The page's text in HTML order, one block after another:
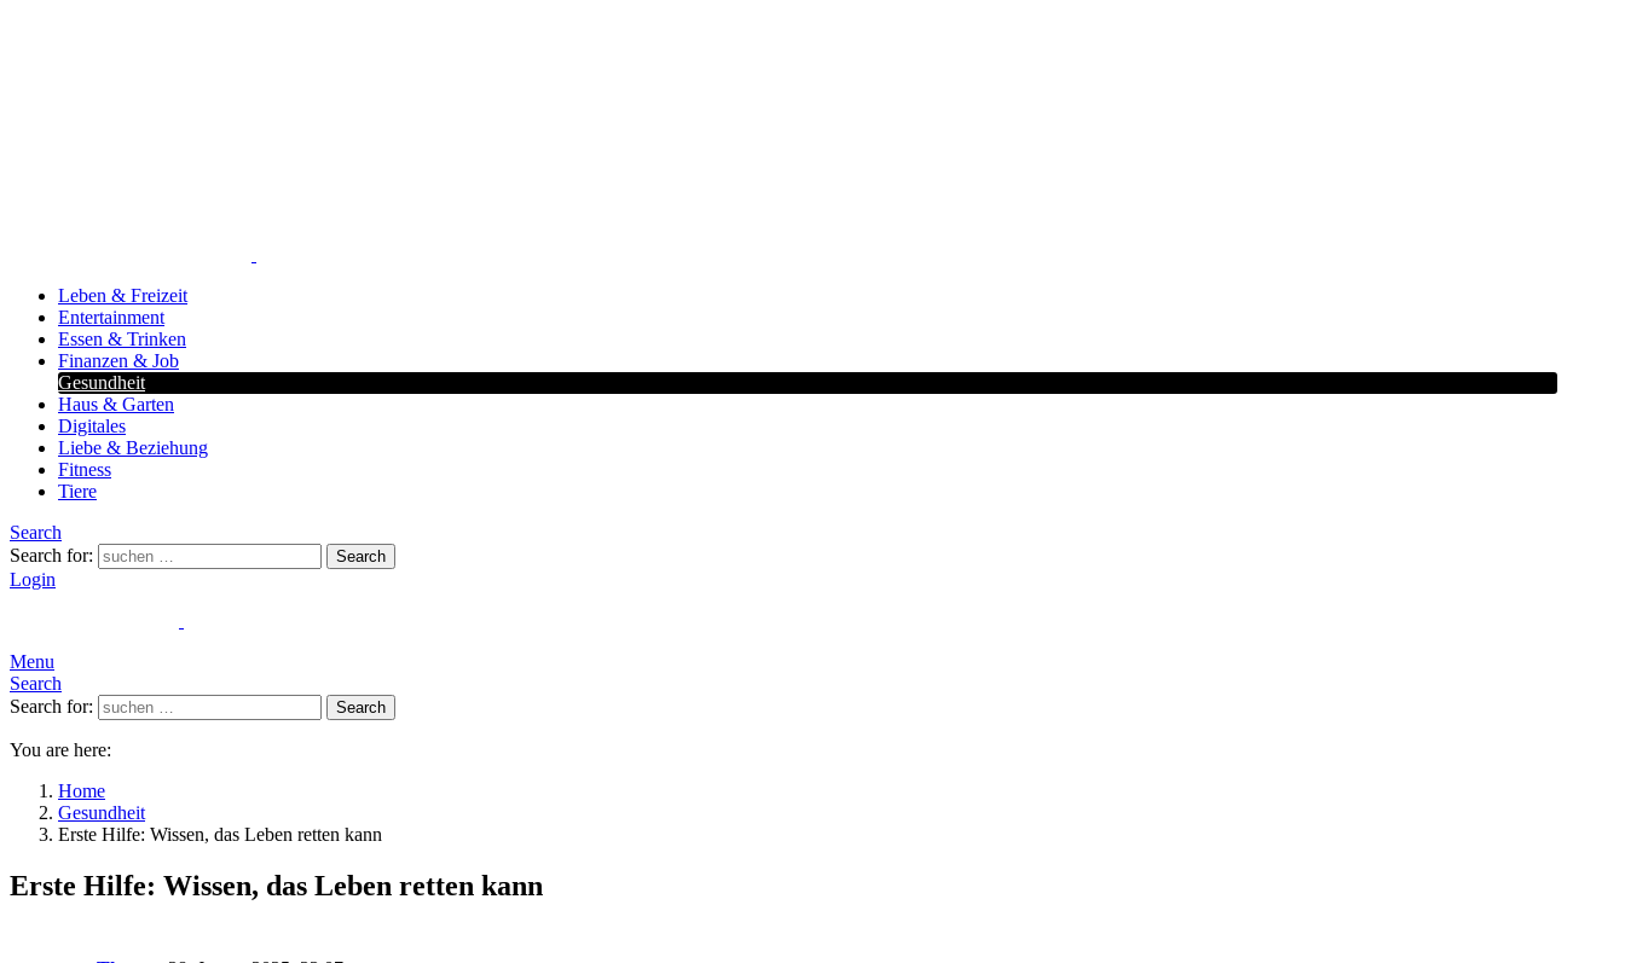
Leben & Freizeit
Entertainment
Essen & Trinken
Finanzen & Job
Gesundheit
Haus & Garten
Digitales
Liebe & Beziehung
Fitness
Tiere
Search
Search for:
Search
Login
Menu
Search
Search for:
Search
You are here:
Home
Gesundheit
Erste Hilfe: Wissen, das Leben retten kann
Erste Hilfe: Wissen, das Leben retten kann